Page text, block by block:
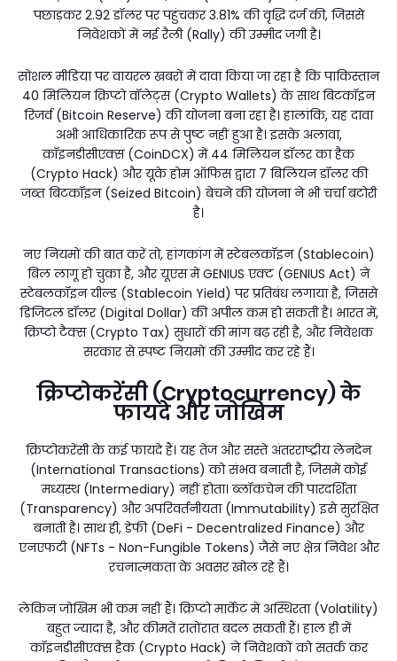
पछाड़कर 2.92 डॉलर पर पहुंचकर 3.81% की वृद्धि दर्ज की, जिससे
निवेशकों में नई रैली (Rally) की उम्मीद जगी है।
सोशल मीडिया पर वायरल खबरों में दावा किया जा रहा है कि पाकिस्तान
40 मिलियन क्रिप्टो वॉलेट्स (Crypto Wallets) के साथ बिटकॉइन
रिजर्व (Bitcoin Reserve) की योजना बना रहा है। हालांकि, यह दावा
अभी आधिकारिक रूप से पुष्ट नहीं हुआ है। इसके अलावा,
कॉइनडीसीएक्स (CoinDCX) में 44 मिलियन डॉलर का हैक
(Crypto Hack) और यूके होम ऑफिस द्वारा 7 बिलियन डॉलर की
जब्त बिटकॉइन (Seized Bitcoin) बेचने की योजना ने भी चर्चा बटोरी
है।
नए नियमों की बात करें तो, हांगकांग में स्टेबलकॉइन (Stablecoin)
बिल लागू हो चुका है, और यूएस में GENIUS एक्ट (GENIUS Act) ने
स्टेबलकॉइन यील्ड (Stablecoin Yield) पर प्रतिबंध लगाया है, जिससे
डिजिटल डॉलर (Digital Dollar) की अपील कम हो सकती है। भारत में,
क्रिप्टो टैक्स (Crypto Tax) सुधारों की मांग बढ़ रही है, और निवेशक
सरकार से स्पष्ट नियमों की उम्मीद कर रहे हैं।
क्रिप्टोकरेंसी (Cryptocurrency) के
फायदे और जोखिम
क्रिप्टोकरेंसी के कई फायदे हैं। यह तेज और सस्ते अंतरराष्ट्रीय लेनदेन
(International Transactions) को संभव बनाती है, जिसमें कोई
मध्यस्थ (Intermediary) नहीं होता। ब्लॉकचेन की पारदर्शिता
(Transparency) और अपरिवर्तनीयता (Immutability) इसे सुरक्षित
बनाती है। साथ ही, डेफी (DeFi - Decentralized Finance) और
एनएफटी (NFTs - Non-Fungible Tokens) जैसे नए क्षेत्र निवेश और
रचनात्मकता के अवसर खोल रहे हैं।
लेकिन जोखिम भी कम नहीं हैं। क्रिप्टो मार्केट में अस्थिरता (Volatility)
बहुत ज्यादा है, और कीमतें रातोंरात बदल सकती हैं। हाल ही में
कॉइनडीसीएक्स हैक (Crypto Hack) ने निवेशकों को सतर्क कर